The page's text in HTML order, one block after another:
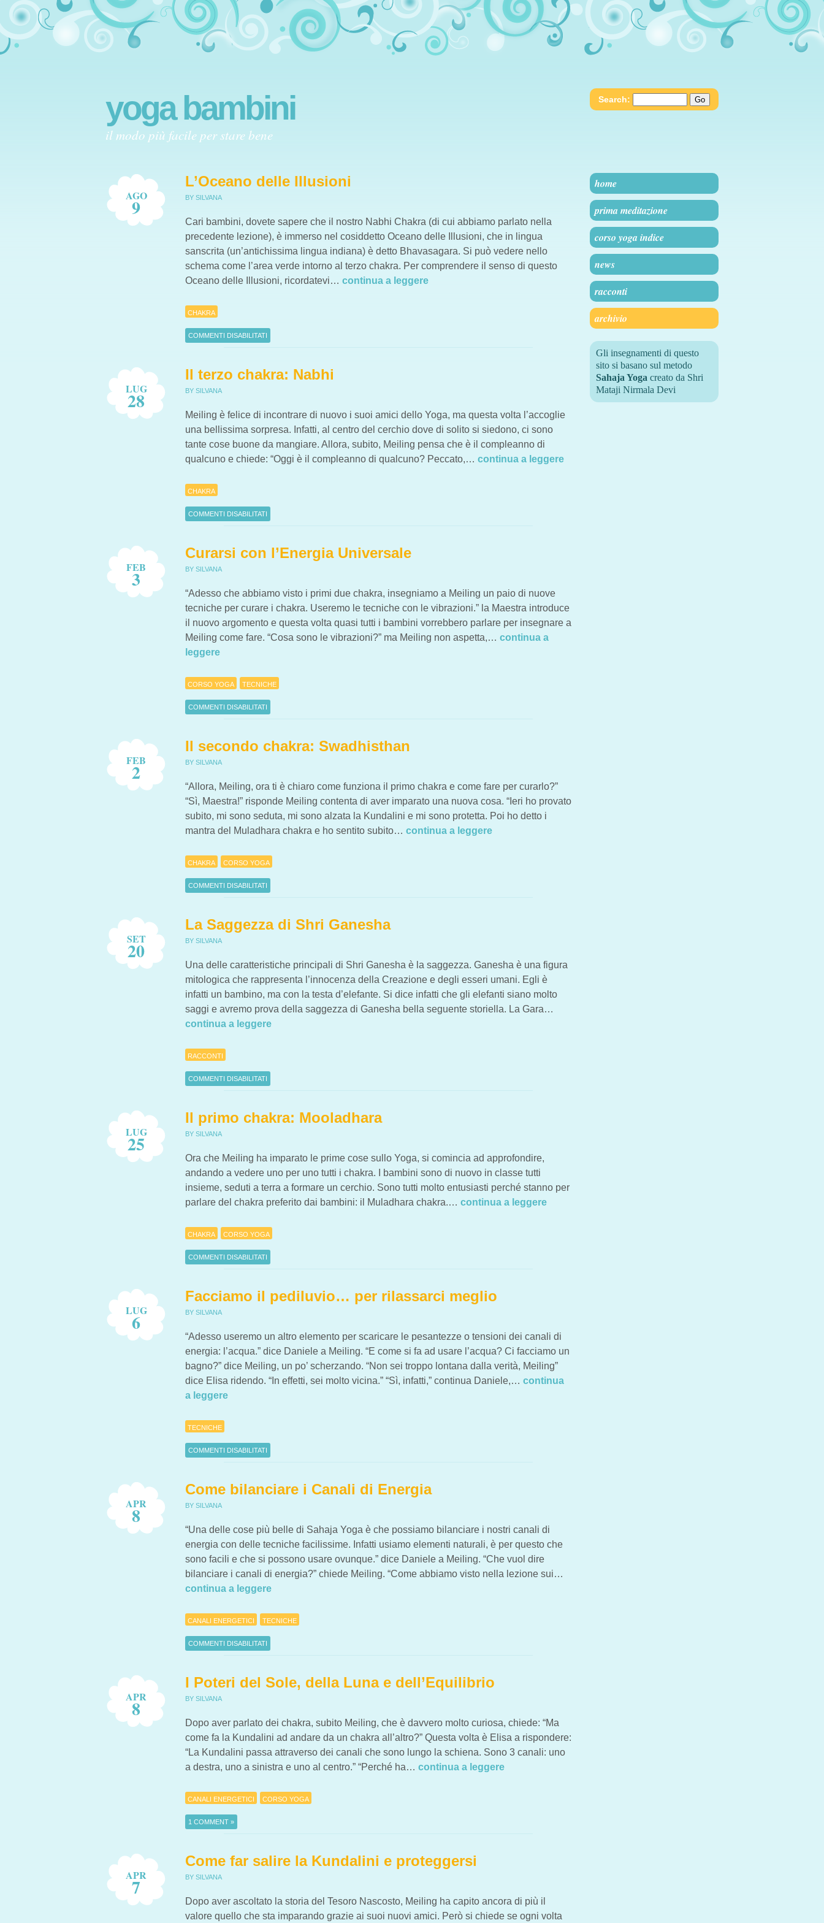
yoga bambini Search:
il modo più facile per stare bene
AGO
9
L’Oceano delle Illusioni
BY SILVANA
Cari bambini, dovete sapere che il nostro Nabhi Chakra (di cui abbiamo parlato nella
precedente lezione), è immerso nel cosiddetto Oceano delle Illusioni, che in lingua
sanscrita (un’antichissima lingua indiana) è detto Bhavasagara. Si può vedere nello
schema come l’area verde intorno al terzo chakra. Per comprendere il senso di questo
Oceano delle Illusioni, ricordatevi… continua a leggere
CHAKRA
COMMENTI DISABILITATI
LUG
28
Il terzo chakra: Nabhi
BY SILVANA
Meiling è felice di incontrare di nuovo i suoi amici dello Yoga, ma questa volta l’accoglie
una bellissima sorpresa. Infatti, al centro del cerchio dove di solito si siedono, ci sono
tante cose buone da mangiare. Allora, subito, Meiling pensa che è il compleanno di
qualcuno e chiede: “Oggi è il compleanno di qualcuno? Peccato,… continua a leggere
CHAKRA
COMMENTI DISABILITATI
FEB
3
Curarsi con l’Energia Universale
BY SILVANA
“Adesso che abbiamo visto i primi due chakra, insegniamo a Meiling un paio di nuove
tecniche per curare i chakra. Useremo le tecniche con le vibrazioni.” la Maestra introduce
il nuovo argomento e questa volta quasi tutti i bambini vorrebbero parlare per insegnare a
Meiling come fare. “Cosa sono le vibrazioni?” ma Meiling non aspetta,… continua a
leggere
CORSO YOGA TECNICHE
COMMENTI DISABILITATI
FEB
2
Il secondo chakra: Swadhisthan
BY SILVANA
“Allora, Meiling, ora ti è chiaro come funziona il primo chakra e come fare per curarlo?”
“Sì, Maestra!” risponde Meiling contenta di aver imparato una nuova cosa. “Ieri ho provato
subito, mi sono seduta, mi sono alzata la Kundalini e mi sono protetta. Poi ho detto i
mantra del Muladhara chakra e ho sentito subito… continua a leggere
CHAKRA CORSO YOGA
COMMENTI DISABILITATI
SET
20
La Saggezza di Shri Ganesha
BY SILVANA
Una delle caratteristiche principali di Shri Ganesha è la saggezza. Ganesha è una figura
mitologica che rappresenta l’innocenza della Creazione e degli esseri umani. Egli è
infatti un bambino, ma con la testa d’elefante. Si dice infatti che gli elefanti siano molto
saggi e avremo prova della saggezza di Ganesha bella seguente storiella. La Gara…
continua a leggere
RACCONTI
COMMENTI DISABILITATI
LUG
25
Il primo chakra: Mooladhara
BY SILVANA
Ora che Meiling ha imparato le prime cose sullo Yoga, si comincia ad approfondire,
andando a vedere uno per uno tutti i chakra. I bambini sono di nuovo in classe tutti
insieme, seduti a terra a formare un cerchio. Sono tutti molto entusiasti perché stanno per
parlare del chakra preferito dai bambini: il Muladhara chakra.… continua a leggere
CHAKRA CORSO YOGA
COMMENTI DISABILITATI
LUG
6
Facciamo il pediluvio… per rilassarci meglio
BY SILVANA
“Adesso useremo un altro elemento per scaricare le pesantezze o tensioni dei canali di
energia: l’acqua.” dice Daniele a Meiling. “E come si fa ad usare l’acqua? Ci facciamo un
bagno?” dice Meiling, un po’ scherzando. “Non sei troppo lontana dalla verità, Meiling”
dice Elisa ridendo. “In effetti, sei molto vicina.” “Sì, infatti,” continua Daniele,… continua
a leggere
TECNICHE
COMMENTI DISABILITATI
APR
8
Come bilanciare i Canali di Energia
BY SILVANA
“Una delle cose più belle di Sahaja Yoga è che possiamo bilanciare i nostri canali di
energia con delle tecniche facilissime. Infatti usiamo elementi naturali, è per questo che
sono facili e che si possono usare ovunque.” dice Daniele a Meiling. “Che vuol dire
bilanciare i canali di energia?” chiede Meiling. “Come abbiamo visto nella lezione sui…
continua a leggere
CANALI ENERGETICI TECNICHE
COMMENTI DISABILITATI
APR
8
I Poteri del Sole, della Luna e dell’Equilibrio
BY SILVANA
Dopo aver parlato dei chakra, subito Meiling, che è davvero molto curiosa, chiede: “Ma
come fa la Kundalini ad andare da un chakra all’altro?” Questa volta è Elisa a rispondere:
“La Kundalini passa attraverso dei canali che sono lungo la schiena. Sono 3 canali: uno
a destra, uno a sinistra e uno al centro.” “Perché ha… continua a leggere
CANALI ENERGETICI CORSO YOGA
1 COMMENT »
APR
7
Come far salire la Kundalini e proteggersi
BY SILVANA
Dopo aver ascoltato la storia del Tesoro Nascosto, Meiling ha capito ancora di più il
valore quello che sta imparando grazie ai suoi nuovi amici. Però si chiede se ogni volta
home
prima meditazione
corso yoga indice
news
racconti
archivio
Gli insegnamenti di questo
sito si basano sul metodo
Sahaja Yoga creato da Shri
Mataji Nirmala Devi